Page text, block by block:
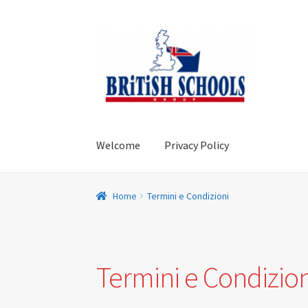
navigazione
Welcome Privacy Policy
Home Carrello Checkout Contatto Centro
Home Termini e Condizioni
Termini e